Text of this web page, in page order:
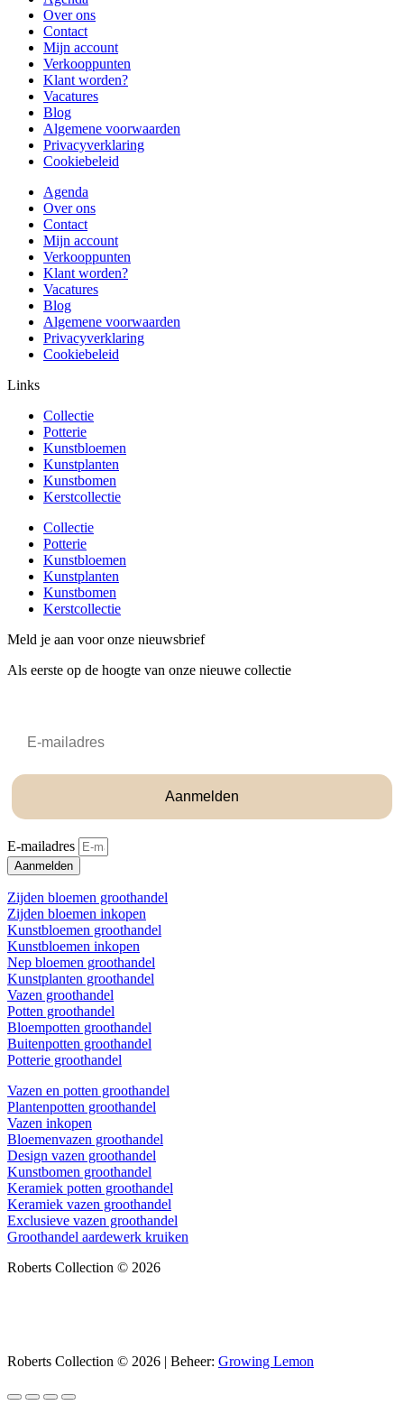
Over ons
Contact
Mijn account
Verkooppunten
Klant worden?
Vacatures
Blog
Algemene voorwaarden
Privacyverklaring
Cookiebeleid
Agenda
Over ons
Contact
Mijn account
Verkooppunten
Klant worden?
Vacatures
Blog
Algemene voorwaarden
Privacyverklaring
Cookiebeleid
Links
Collectie
Potterie
Kunstbloemen
Kunstplanten
Kunstbomen
Kerstcollectie
Collectie
Potterie
Kunstbloemen
Kunstplanten
Kunstbomen
Kerstcollectie
Meld je aan voor onze nieuwsbrief
Als eerste op de hoogte van onze nieuwe collectie
Aanmelden
E-mailadres
Aanmelden
Zijden bloemen groothandel
Zijden bloemen inkopen
Kunstbloemen groothandel
Kunstbloemen inkopen
Nep bloemen groothandel
Kunstplanten groothandel
Vazen groothandel
Potten groothandel
Bloempotten groothandel
Buitenpotten groothandel
Potterie groothandel
Vazen en potten groothandel
Plantenpotten groothandel
Vazen inkopen
Bloemenvazen groothandel
Design vazen groothandel
Kunstbomen groothandel
Keramiek potten groothandel
Keramiek vazen groothandel
Exclusieve vazen groothandel
Groothandel aardewerk kruiken
Roberts Collection © 2026
Roberts Collection © 2026 | Beheer: Growing Lemon